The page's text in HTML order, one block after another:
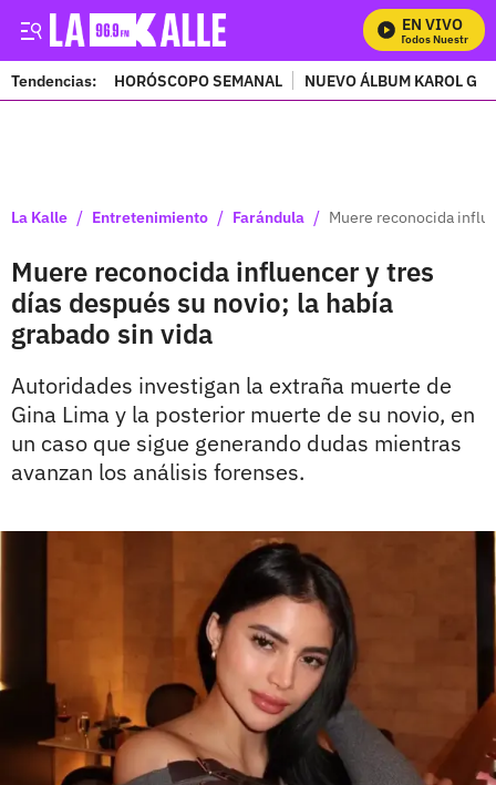
EN VIVO
Mira Todos Nuestros
Tendencias: HORÓSCOPO SEMANAL NUEVO ÁLBUM KAROL G
La Kalle / Entretenimiento / Farándula / Muere reconocida
Muere reconocida influencer y tres
días después su novio; la había
grabado sin vida
Autoridades investigan la extraña muerte de
Gina Lima y la posterior muerte de su novio, en
un caso que sigue generando dudas mientras
avanzan los análisis forenses.